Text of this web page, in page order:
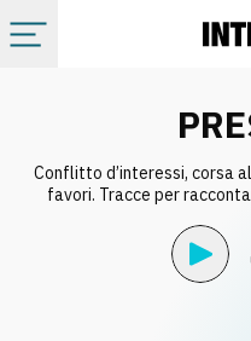
Album
Conflitto d’interessi, corsa
favori. Tracce per